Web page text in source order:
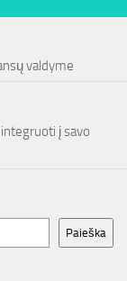
valdyme
į savo
Paieška